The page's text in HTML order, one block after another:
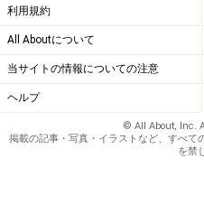
【編集部おすすめの購入サイト
楽天市場で LINE 関
利用規約
All Aboutについて
当サイトの情報についての注意
ヘルプ
© All About, Inc.
掲載の記事・写真・イラストなど、すべて
を禁